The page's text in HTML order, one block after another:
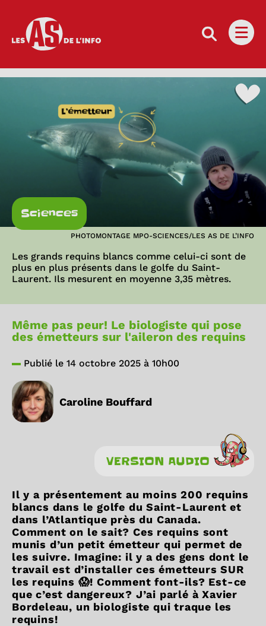
Les as de l'info
Sciences
PHOTOMONTAGE MPO-SCIENCES/LES AS DE L’INFO
Les grands requins blancs comme celui-ci sont de
plus en plus présents dans le golfe du Saint-
Laurent. Ils mesurent en moyenne 3,35 mètres.
Même pas peur! Le biologiste qui pose
des émetteurs sur l'aileron des requins
Publié le 14 octobre 2025 à 10h00
Caroline Bouffard
VERSION AUDIO
Il y a présentement au moins 200 requins
blancs dans le golfe du Saint-Laurent et
dans l’Atlantique près du Canada.
Comment on le sait? Ces requins sont
munis d’un petit émetteur qui permet de
les suivre. Imagine: il y a des gens dont le
travail est d’installer ces émetteurs SUR
les requins 😱! Comment font-ils? Est-ce
que c’est dangereux? J’ai parlé à Xavier
Bordeleau, un biologiste qui traque les
requins!